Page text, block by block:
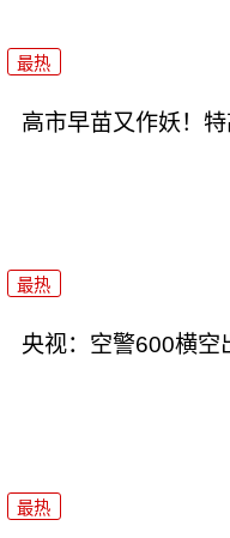
最热
高市早苗又作妖！
最热
央视：空警600横空
最热